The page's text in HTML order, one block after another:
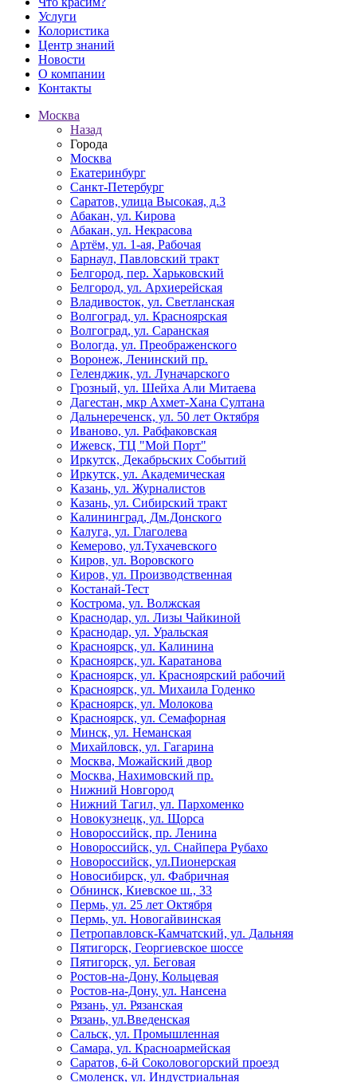
Услуги
Колористика
Центр знаний
Новости
О компании
Контакты
Москва
Назад
Города
Москва
Екатеринбург
Санкт-Петербург
Саратов, улица Высокая, д.3
Абакан, ул. Кирова
Абакан, ул. Некрасова
Артём, ул. 1-ая, Рабочая
Барнаул, Павловский тракт
Белгород, пер. Харьковский
Белгород, ул. Архиерейская
Владивосток, ул. Светланская
Волгоград, ул. Красноярская
Волгоград, ул. Саранская
Вологда, ул. Преображенского
Воронеж, Ленинский пр.
Геленджик, ул. Луначарского
Грозный, ул. Шейха Али Митаева
Дагестан, мкр Ахмет-Хана Султана
Дальнереченск, ул. 50 лет Октября
Иваново, ул. Рабфаковская
Ижевск, ТЦ "Мой Порт"
Иркутск, Декабрьских Событий
Иркутск, ул. Академическая
Казань, ул. Журналистов
Казань, ул. Сибирский тракт
Калининград, Дм.Донского
Калуга, ул. Глаголева
Кемерово, ул.Тухачевского
Киров, ул. Воровского
Киров, ул. Производственная
Костанай-Тест
Кострома, ул. Волжская
Краснодар, ул. Лизы Чайкиной
Краснодар, ул. Уральская
Красноярск, ул. Калинина
Красноярск, ул. Каратанова
Красноярск, ул. Красноярский рабочий
Красноярск, ул. Михаила Годенко
Красноярск, ул. Молокова
Красноярск, ул. Семафорная
Минск, ул. Неманская
Михайловск, ул. Гагарина
Москва, Можайский двор
Москва, Нахимовский пр.
Нижний Новгород
Нижний Тагил, ул. Пархоменко
Новокузнецк, ул. Щорса
Новороссийск, пр. Ленина
Новороссийск, ул. Снайпера Рубахо
Новороссийск, ул.Пионерская
Новосибирск, ул. Фабричная
Обнинск, Киевское ш., 33
Пермь, ул. 25 лет Октября
Пермь, ул. Новогайвинская
Петропавловск-Камчатский, ул. Дальняя
Пятигорск, Георгиевское шоссе
Пятигорск, ул. Беговая
Ростов-на-Дону, Кольцевая
Ростов-на-Дону, ул. Нансена
Рязань, ул. Рязанская
Рязань, ул.Введенская
Сальск, ул. Промышленная
Самара, ул. Красноармейская
Саратов, 6-й Соколовогорский проезд
Смоленск, ул. Индустриальная